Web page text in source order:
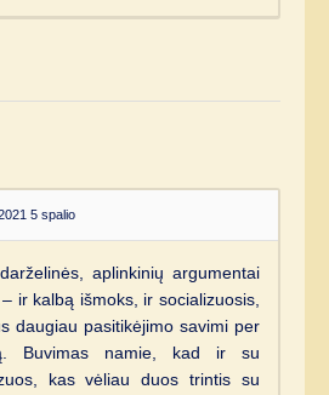
5 spalio
aplinkinių argumentai
ir kalbą išmoks, ir socializuosis,
daugiau pasitikėjimo savimi per
Buvimas namie, kad ir su
kas vėliau duos trintis su